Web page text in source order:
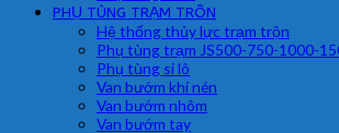
PHỤ TÙNG TRẠM TRÔN
Hệ thống thủy lực trạm trộn
Phụ tùng trạm JS500-750-1000-
Phụ tùng si lô
Van bướm khí nén
Van bướm nhôm
Van bướm tay